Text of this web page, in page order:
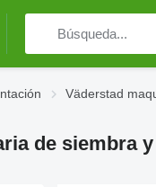
Väderstad
de siembra